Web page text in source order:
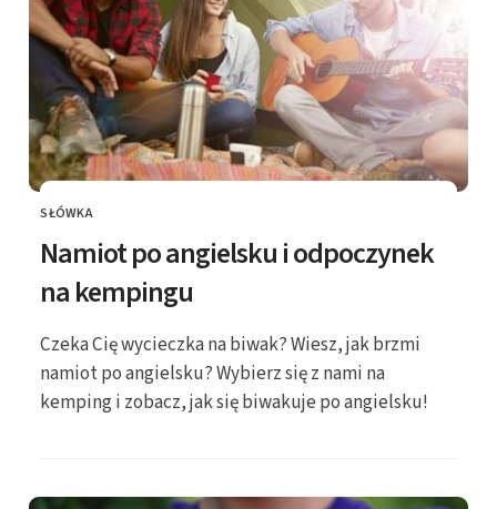
KATEGORIE
SŁÓWKA
Namiot po angielsku i odpoczynek
na kempingu
Czeka Cię wycieczka na biwak? Wiesz, jak brzmi
namiot po angielsku? Wybierz się z nami na
kemping i zobacz, jak się biwakuje po angielsku!